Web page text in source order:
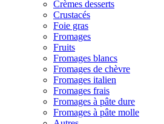
Crèmes desserts
Crustacés
Foie gras
Fromages
Fruits
Fromages blancs
Fromages de chèvre
Fromages italien
Fromages frais
Fromages à pâte dure
Fromages à pâte molle